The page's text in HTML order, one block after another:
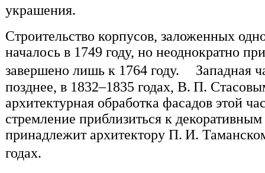
украшения.
Строительство корпусов, заложенных
началось в 1749 году, но неоднократно
завершено лишь к 1764 году. Западная
позднее, в 1832–1835 годах, В. П.
архитектурная обработка фасадов этой
стремление приблизиться к
принадлежит архитектору П. И.
годах.